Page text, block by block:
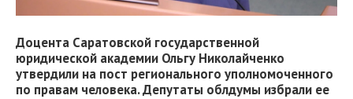
Доцента Саратовской государственной
юридической академии Ольгу Николайченко
утвердили на пост регионального уполномоченного
по правам человека. Депутаты облдумы избрали ее